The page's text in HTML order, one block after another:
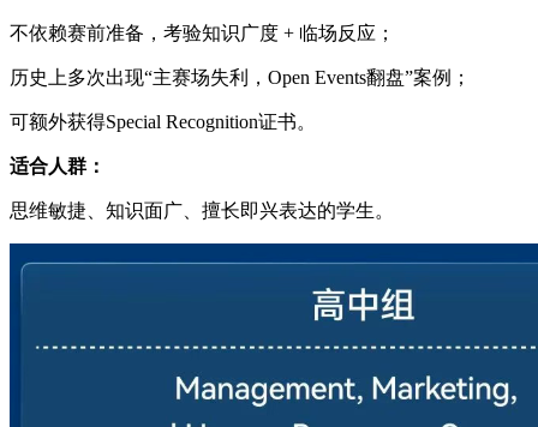
不依赖赛前准备，考验知识广度 + 临场反应；
历史上多次出现“主赛场失利，Open Events翻盘”案例；
可额外获得Special Recognition证书。
适合人群：
思维敏捷、知识面广、擅长即兴表达的学生。